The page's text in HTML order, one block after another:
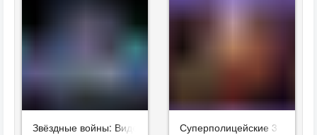
Звёздные войны: Видения. Девятый джедай
Суперполицейские 3